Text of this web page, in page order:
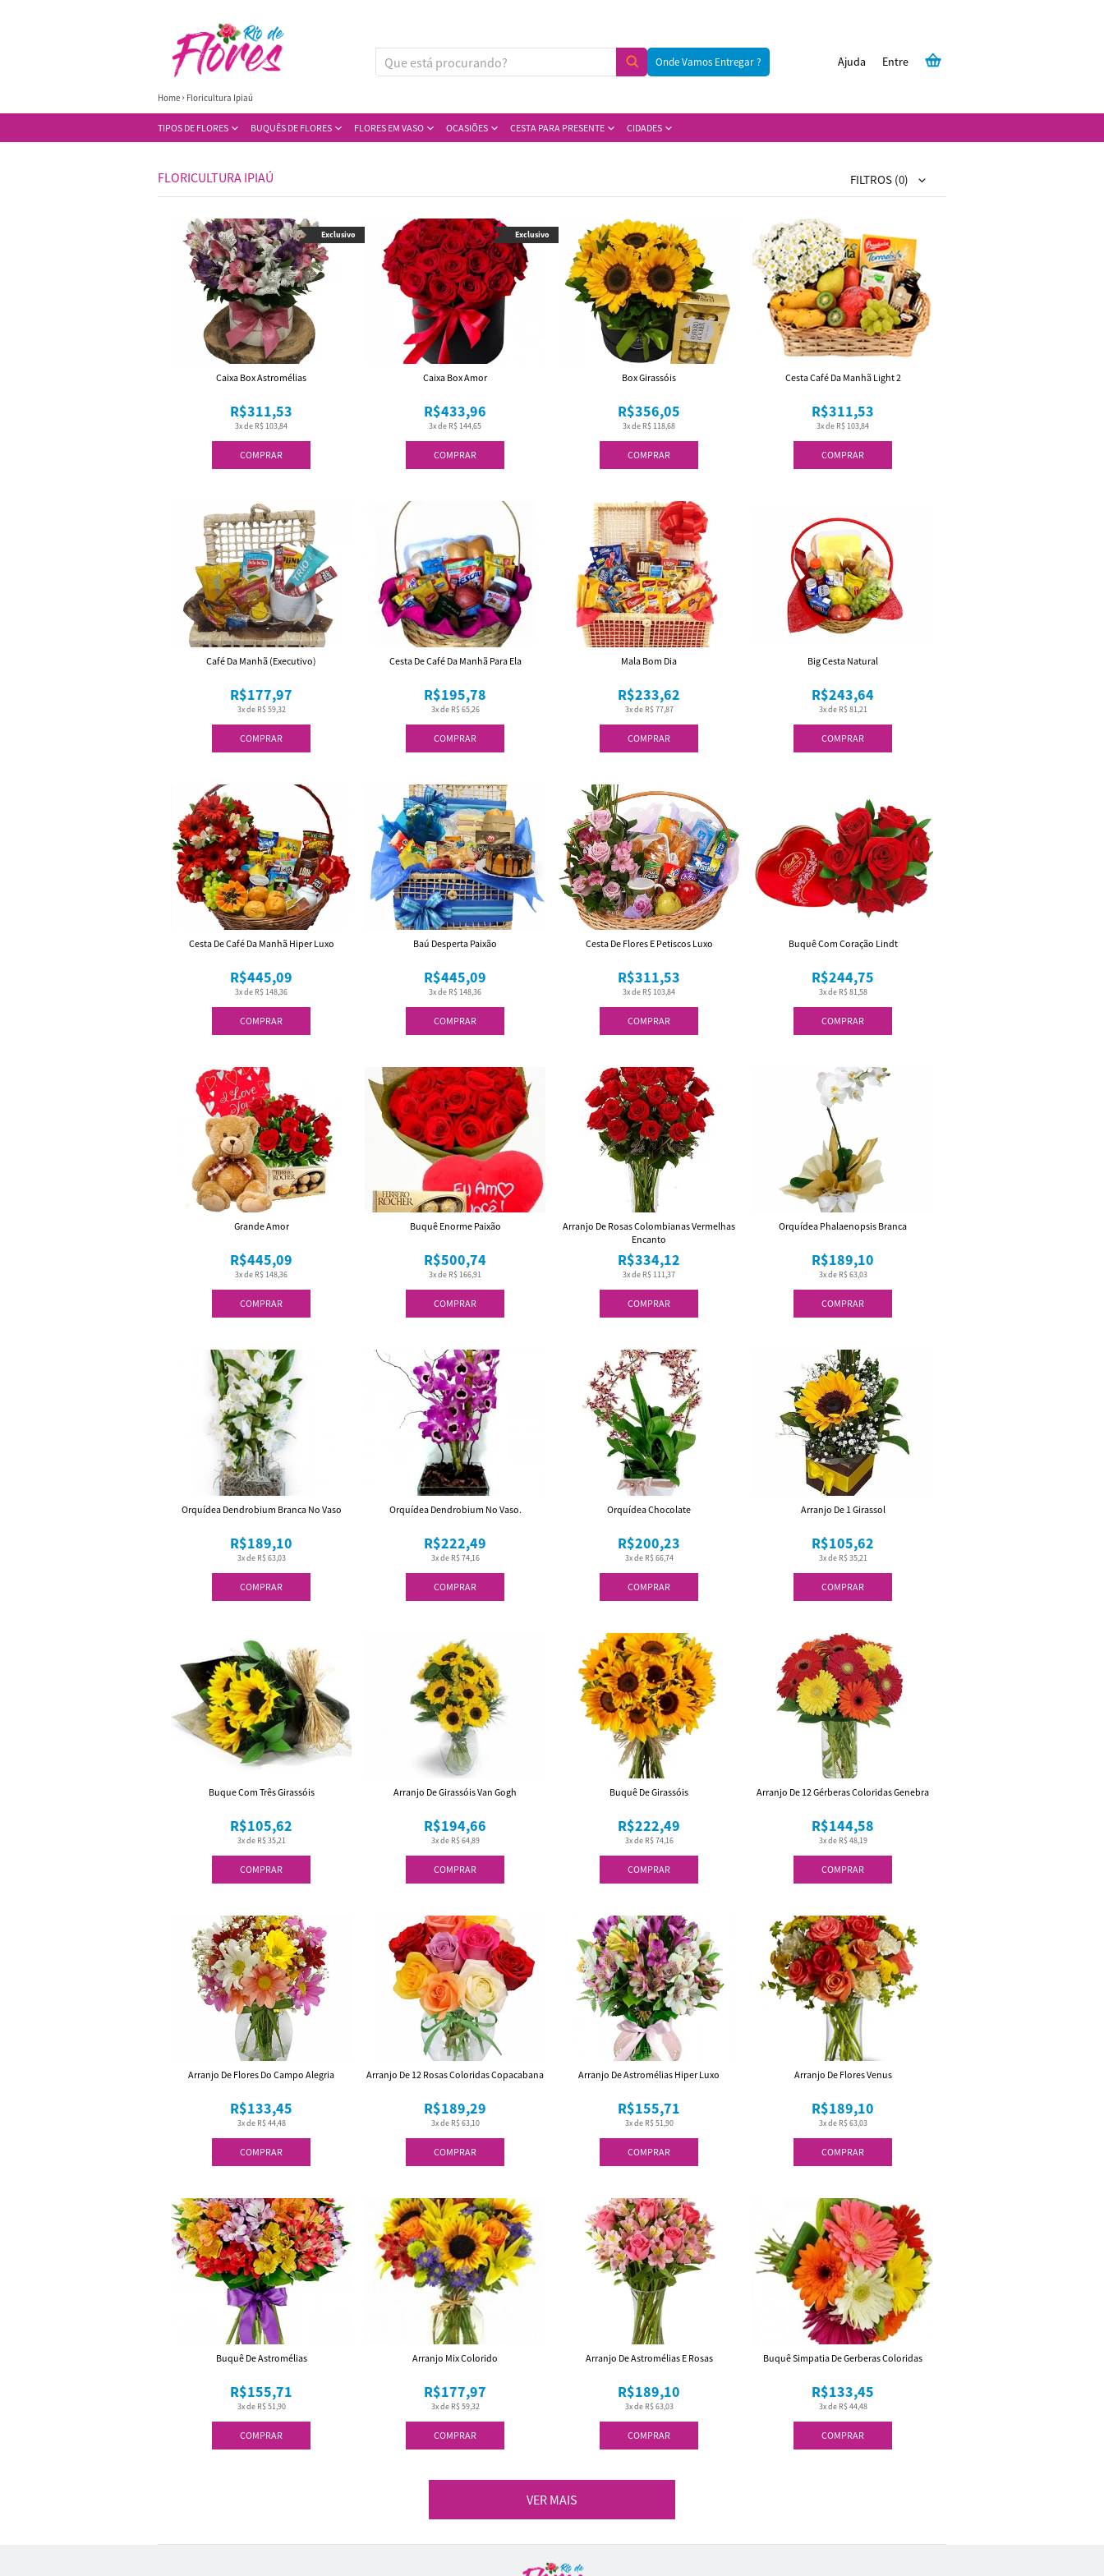
Onde Vamos Entregar ? Entre
Ajuda
TIPOS DE FLORES BUQUÊS DE FLORES FLORES EM VASO OCASIÕES CESTA PARA PRESENTE CIDADES
Home Floricultura Ipiaú
FLORICULTURA IPIAÚ FILTROS (0)
COMPRAR
3x de R$ 103,84
R$311,53
Caixa Box Astromélias
Exclusivo
COMPRAR
3x de R$ 144,65
R$433,96
Caixa Box Amor
Exclusivo
COMPRAR
3x de R$ 118,68
R$356,05
Box Girassóis
COMPRAR
3x de R$ 103,84
R$311,53
Cesta Café Da Manhã Light 2
COMPRAR
3x de R$ 59,32
R$177,97
Café Da Manhã (Executivo)
COMPRAR
3x de R$ 65,26
R$195,78
Cesta De Café Da Manhã Para Ela
COMPRAR
3x de R$ 77,87
R$233,62
Mala Bom Dia
COMPRAR
3x de R$ 81,21
R$243,64
Big Cesta Natural
COMPRAR
3x de R$ 148,36
R$445,09
Cesta De Café Da Manhã Hiper Luxo
COMPRAR
3x de R$ 148,36
R$445,09
Baú Desperta Paixão
COMPRAR
3x de R$ 103,84
R$311,53
Cesta De Flores E Petiscos Luxo
COMPRAR
3x de R$ 81,58
R$244,75
Buquê Com Coração Lindt
COMPRAR
3x de R$ 148,36
R$445,09
Grande Amor
COMPRAR
3x de R$ 166,91
R$500,74
Buquê Enorme Paixão
COMPRAR
3x de R$ 111,37
R$334,12
Arranjo De Rosas Colombianas Vermelhas
Encanto
COMPRAR
3x de R$ 63,03
R$189,10
Orquídea Phalaenopsis Branca
COMPRAR
3x de R$ 63,03
R$189,10
Orquídea Dendrobium Branca No Vaso
COMPRAR
3x de R$ 74,16
R$222,49
Orquídea Dendrobium No Vaso.
COMPRAR
3x de R$ 66,74
R$200,23
Orquídea Chocolate
COMPRAR
3x de R$ 35,21
R$105,62
Arranjo De 1 Girassol
COMPRAR
3x de R$ 35,21
R$105,62
Buque Com Três Girassóis
COMPRAR
3x de R$ 64,89
R$194,66
Arranjo De Girassóis Van Gogh
COMPRAR
3x de R$ 74,16
R$222,49
Buquê De Girassóis
COMPRAR
3x de R$ 48,19
R$144,58
Arranjo De 12 Gérberas Coloridas Genebra
COMPRAR
3x de R$ 44,48
R$133,45
Arranjo De Flores Do Campo Alegria
COMPRAR
3x de R$ 63,10
R$189,29
Arranjo De 12 Rosas Coloridas Copacabana
COMPRAR
3x de R$ 51,90
R$155,71
Arranjo De Astromélias Hiper Luxo
COMPRAR
3x de R$ 63,03
R$189,10
Arranjo De Flores Venus
COMPRAR
3x de R$ 51,90
R$155,71
Buquê De Astromélias
COMPRAR
3x de R$ 59,32
R$177,97
Arranjo Mix Colorido
COMPRAR
3x de R$ 63,03
R$189,10
Arranjo De Astromélias E Rosas
COMPRAR
3x de R$ 44,48
R$133,45
Buquê Simpatia De Gerberas Coloridas
VER MAIS